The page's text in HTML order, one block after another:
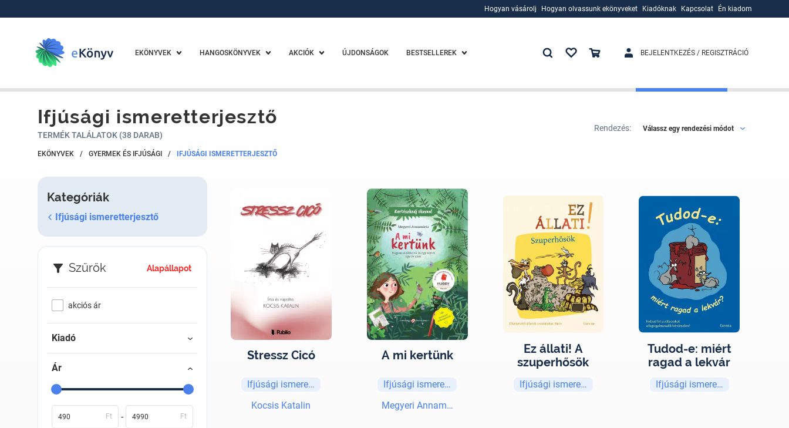
Hogyan vásárolj
Hogyan olvassunk ekönyveket
Kiadóknak
Kapcsolat Én kiadom
EKÖNYVEK HANGOSKÖNYVEK AKCIÓK ÚJDONSÁGOK BESTSELLEREK BEJELENTKEZÉS / REGISZTRÁCIÓ
Ifjúsági ismeretterjesztő
TERMÉK TALÁLATOK (38 DARAB)
Rendezés: Válassz egy rendezési módot
EKÖNYVEK / GYERMEK ÉS IFJÚSÁGI / IFJÚSÁGI ISMERETTERJESZTŐ
Kategóriák
Ifjúsági ismeretterjesztő
Szűrők Alapállapot
akciós ár
Kiadó
Ár
Ft - Ft
Stressz Cicó
Ifjúsági ismeretterjesztő
Kocsis Katalin
A mi kertünk
Ifjúsági ismeretterjesztő
Megyeri Annamária
Ez állati! A
szuperhősök
Ifjúsági ismeretterjesztő
Tudod-e: miért
ragad a lekvár
Ifjúsági ismeretterjesztő